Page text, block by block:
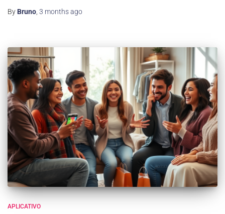
By Bruno 3 monthsago
APLICATIVO